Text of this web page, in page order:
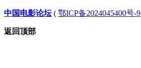
中国电影论坛( 鄂ICP备2024045400号-9
返回顶部